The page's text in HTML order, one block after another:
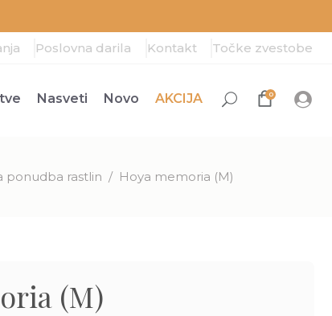
Poslovna darila Kontakt Točke zvestobe
Nasveti Novo AKCIJA 0
ponudba rastlin / Hoya memoria (M)
(M)